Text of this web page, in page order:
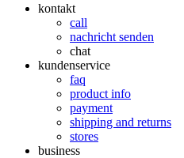
kontakt
call
nachricht senden
chat
kundenservice
faq
product info
payment
shipping and returns
stores
business